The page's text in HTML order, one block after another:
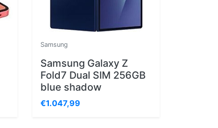
Samsung
Samsung Galaxy Z
Fold7 Dual SIM 256GB
blue shadow
€1.047,99